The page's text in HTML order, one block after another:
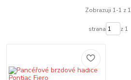
Zobrazuji 1-1 z 1
strana z 1